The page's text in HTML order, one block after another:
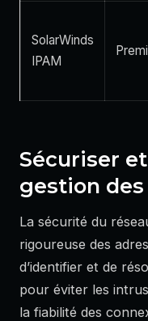
SolarWinds
IPAM
Sécuriser
gestion des
La sécurité du
rigoureuse des
d’identifier et de
pour éviter les
la fiabilité des